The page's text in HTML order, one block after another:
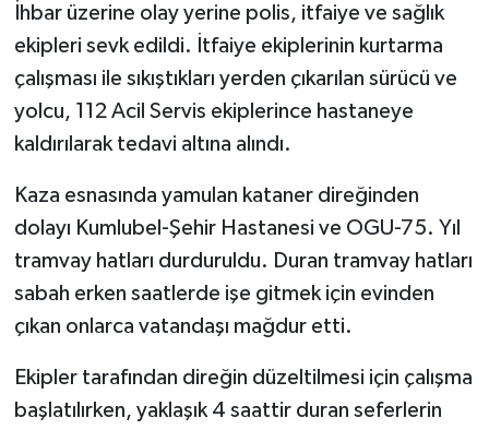
İhbar üzerine olay yerine polis, itfaiye ve sağlık
ekipleri sevk edildi. İtfaiye ekiplerinin kurtarma
çalışması ile sıkıştıkları yerden çıkarılan sürücü ve
yolcu, 112 Acil Servis ekiplerince hastaneye
kaldırılarak tedavi altına alındı.
Kaza esnasında yamulan kataner direğinden
dolayı Kumlubel-Şehir Hastanesi ve OGU-75. Yıl
tramvay hatları durduruldu. Duran tramvay hatları
sabah erken saatlerde işe gitmek için evinden
çıkan onlarca vatandaşı mağdur etti.
Ekipler tarafından direğin düzeltilmesi için çalışma
başlatılırken, yaklaşık 4 saattir duran seferlerin